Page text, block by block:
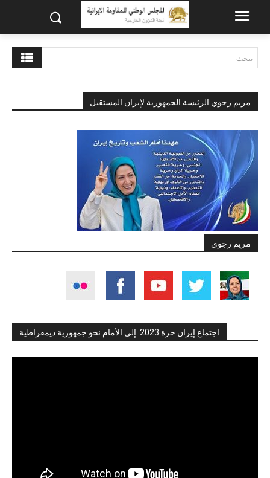
يبحث
مريم رجوي الرئيسة الجمهورية لإيران المستقبل
مريم رجوي
اجتماع إيران حرة 2023: إلى الأمام نحو جمهورية ديمقراطية